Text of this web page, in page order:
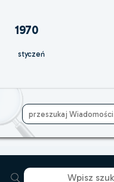
1970
styczeń